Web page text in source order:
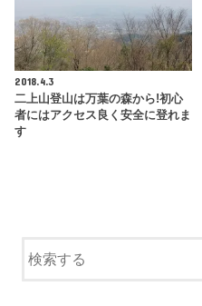
2018.4.3
二上山登山は万葉の森から!初心
者にはアクセス良く安全に登れま
す